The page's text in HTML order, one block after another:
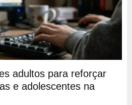
adultos para reforçar
e adolescentes na